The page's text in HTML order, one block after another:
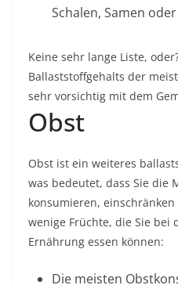
Schalen, Samen
Keine sehr lange Liste,
Ballaststoffgehalts der
sehr vorsichtig mit dem
Obst
Obst ist ein weiteres
was bedeutet, dass Sie die
konsumieren,
wenige Früchte, die Sie bei
Ernährung essen können:
Die meisten